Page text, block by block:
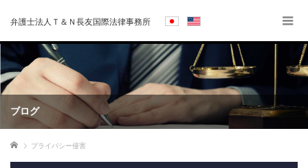
弁護士法人Ｔ＆Ｎ長友国際法律事務所
ブログ
ホーム プライバシー侵害